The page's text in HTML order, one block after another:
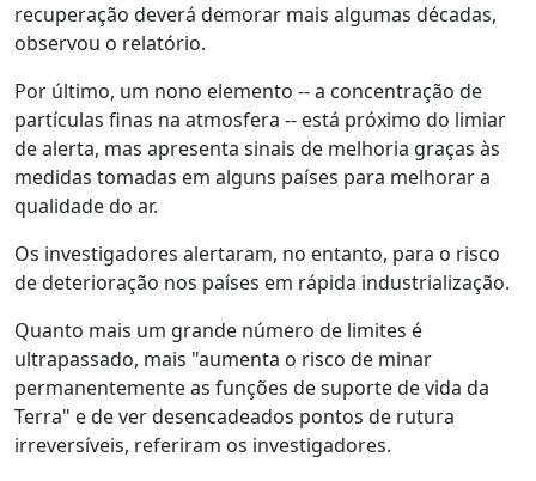
recuperação deverá demorar mais algumas décadas,
observou o relatório.
Por último, um nono elemento -- a concentração de
partículas finas na atmosfera -- está próximo do limiar
de alerta, mas apresenta sinais de melhoria graças às
medidas tomadas em alguns países para melhorar a
qualidade do ar.
Os investigadores alertaram, no entanto, para o risco
de deterioração nos países em rápida industrialização.
Quanto mais um grande número de limites é
ultrapassado, mais "aumenta o risco de minar
permanentemente as funções de suporte de vida da
Terra" e de ver desencadeados pontos de rutura
irreversíveis, referiram os investigadores.